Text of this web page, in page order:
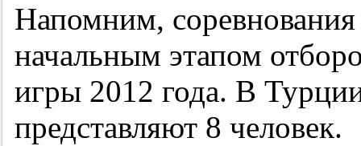
Напомним,
начальным этапом
игры 2012 года. В
представляют 8 человек.